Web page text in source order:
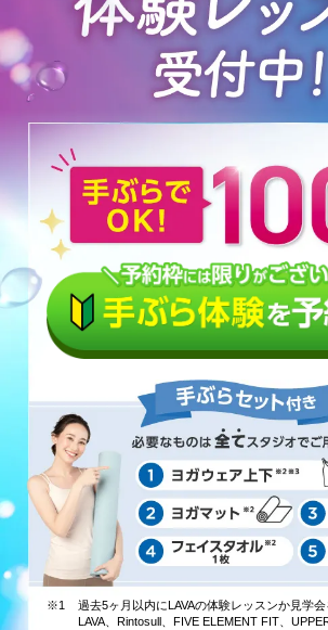
※1
過去5ヶ月以内にLAVAの体験レッスンか見学
LAVA、Rintosull、FIVE ELEMENT FIT、